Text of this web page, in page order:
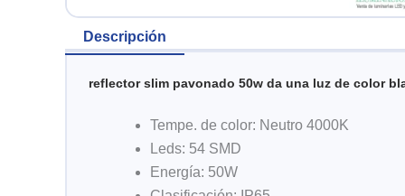
Descripción
reflector slim pavonado 50w da una luz de color
Tempe. de color: Neutro 4000K
Leds: 54 SMD
Energía: 50W